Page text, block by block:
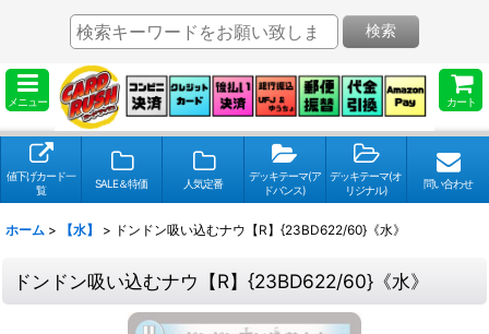
メニュー カート
検索
値下げカード一
覧
SALE＆特価 人気定番
デッキテーマ(ア
ドバンス)
デッキテーマ(オ
リジナル)
問い合わせ
ホーム > 【水】 > ドンドン吸い込むナウ【R】{23BD622/60}《水》
ドンドン吸い込むナウ【R】{23BD622/60}《水》